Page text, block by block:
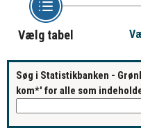
Vælg tabel
Søg i Statistikbanken -
kom*' for alle som